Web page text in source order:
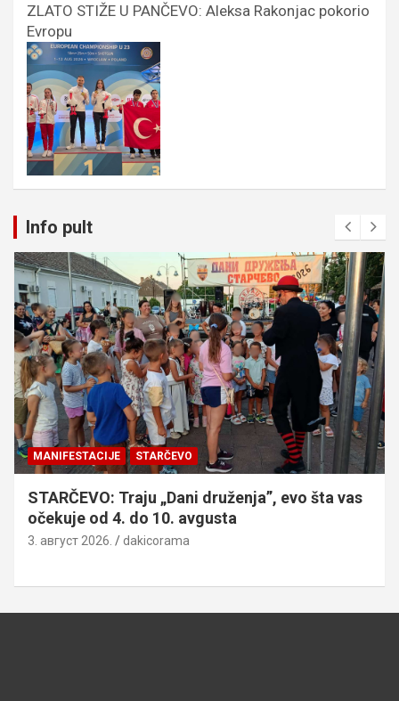
ZLATO STIŽE U PANČEVO: Aleksa Rakonjac pokorio
Evropu
Info pult
MANIFESTACIJE STARČEVO
STARČEVO: Traju „Dani druženja”, evo šta vas
očekuje od 4. do 10. avgusta
3. август 2026. dakicorama